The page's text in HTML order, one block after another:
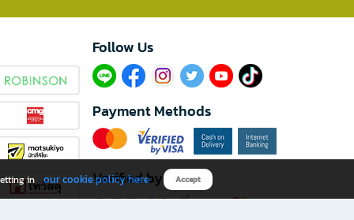
Follow Us​
Payment Methods
Verified by
in our cookie policy here Accept